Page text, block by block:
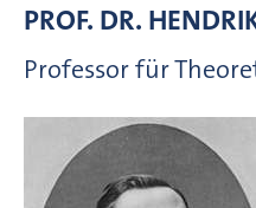
PROF. DR.
Professor für